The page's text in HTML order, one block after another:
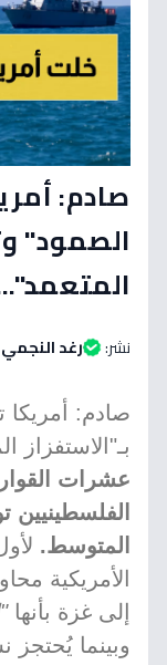
صادم:
الصمود"
نشر: رغد النجمي
صادم:
بـ"الاستفزاز
عشرات
المتوسط.
الأمريكية
إلى غزة بأنها
وبينما يُحتجز